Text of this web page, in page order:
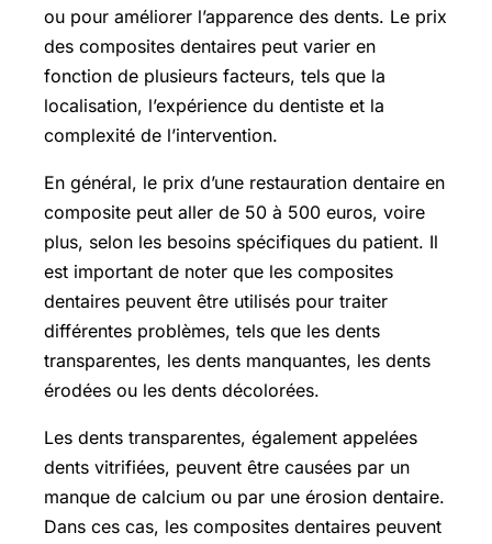
ou pour améliorer l’apparence des dents. Le prix
des composites dentaires peut varier en
fonction de plusieurs facteurs, tels que la
localisation, l’expérience du dentiste et la
complexité de l’intervention.
En général, le prix d’une restauration dentaire en
composite peut aller de 50 à 500 euros, voire
plus, selon les besoins spécifiques du patient. Il
est important de noter que les composites
dentaires peuvent être utilisés pour traiter
différentes problèmes, tels que les dents
transparentes, les dents manquantes, les dents
érodées ou les dents décolorées.
Les dents transparentes, également appelées
dents vitrifiées, peuvent être causées par un
manque de calcium ou par une érosion dentaire.
Dans ces cas, les composites dentaires peuvent